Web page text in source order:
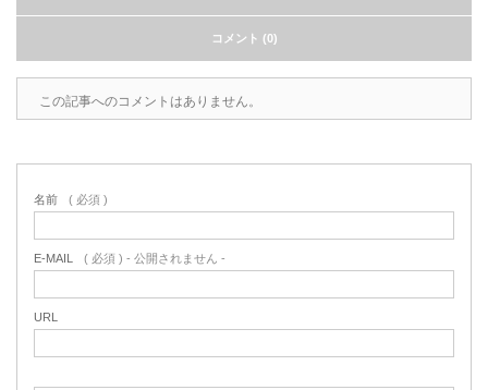
コメント (0)
この記事へのコメントはありません。
名前 ( 必須 )
E-MAIL ( 必須 ) - 公開されません -
URL